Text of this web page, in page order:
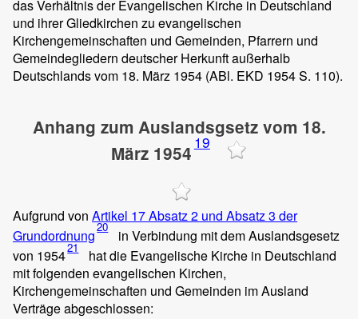
das Verhältnis der Evangelischen Kirche in Deutschland
und ihrer Gliedkirchen zu evangelischen
Kirchengemeinschaften und Gemeinden, Pfarrern und
Gemeindegliedern deutscher Herkunft außerhalb
Deutschlands vom 18. März 1954 (ABl. EKD 1954 S. 110).
Anhang zum Auslandsgsetz vom 18.
März 1954 19
Aufgrund von Artikel 17 Absatz 2 und Absatz 3 der
Grundordnung20
in Verbindung mit dem Auslandsgesetz
von 195421
hat die Evangelische Kirche in Deutschland
mit folgenden evangelischen Kirchen,
Kirchengemeinschaften und Gemeinden im Ausland
Verträge abgeschlossen: